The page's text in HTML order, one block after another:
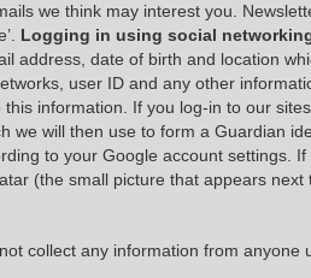
we think may interest you.
Logging in using social
date of birth and location
user ID and any other
information. If you log-in to our
will then use to form a Guardian
to your Google account settings.
(the small picture that appears
collect any information from